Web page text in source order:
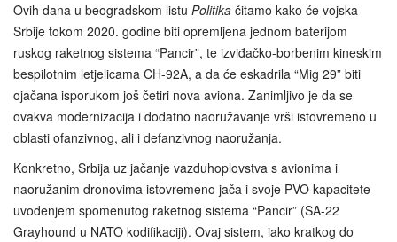
Ovih dana u beogradskom listu Politika čitamo kako će vojska
Srbije tokom 2020. godine biti opremljena jednom baterijom
ruskog raketnog sistema “Pancir”, te izviđačko-borbenim kineskim
bespilotnim letjelicama CH-92A, a da će eskadrila “Mig 29” biti
ojačana isporukom još četiri nova aviona. Zanimljivo je da se
ovakva modernizacija i dodatno naoružavanje vrši istovremeno u
oblasti ofanzivnog, ali i defanzivnog naoružanja.
Konkretno, Srbija uz jačanje vazduhoplovstva s avionima i
naoružanim dronovima istovremeno jača i svoje PVO kapacitete
uvođenjem spomenutog raketnog sistema “Pancir” (SA-22
Grayhound u NATO kodifikaciji). Ovaj sistem, iako kratkog do